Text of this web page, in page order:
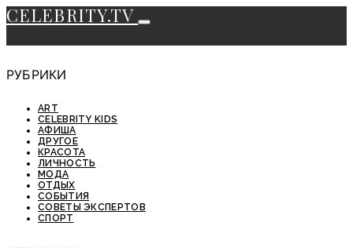
CELEBRITY.TV
РУБРИКИ
ART
CELEBRITY KIDS
АФИША
ДРУГОЕ
КРАСОТА
ЛИЧНОСТЬ
МОДА
ОТДЫХ
СОБЫТИЯ
СОВЕТЫ ЭКСПЕРТОВ
СПОРТ